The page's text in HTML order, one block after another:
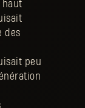
haut
des
peu